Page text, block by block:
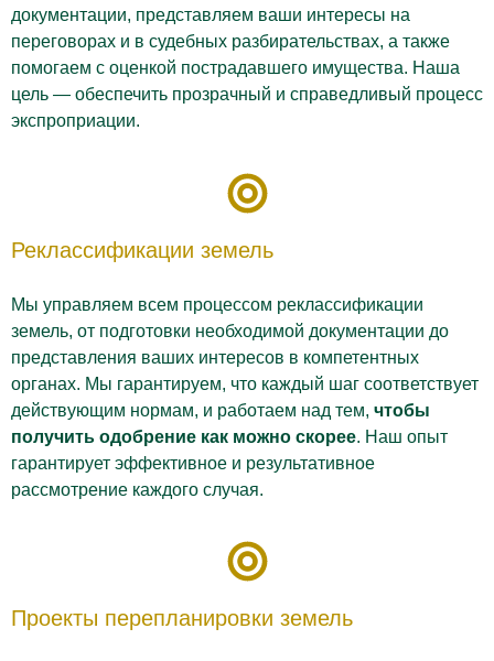
документации, представляем ваши интересы на
переговорах и в судебных разбирательствах, а также
помогаем с оценкой пострадавшего имущества. Наша
цель — обеспечить прозрачный и справедливый процесс
экспроприации.
Реклассификации земель
Мы управляем всем процессом реклассификации
земель, от подготовки необходимой документации до
представления ваших интересов в компетентных
органах. Мы гарантируем, что каждый шаг соответствует
действующим нормам, и работаем над тем, чтобы
получить одобрение как можно скорее. Наш опыт
гарантирует эффективное и результативное
рассмотрение каждого случая.
Проекты перепланировки земель